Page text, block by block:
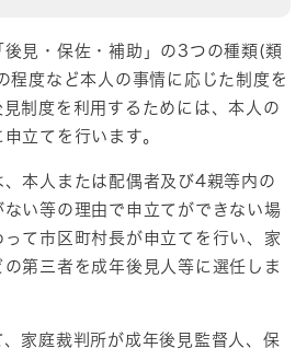
見・保佐・補助」の3つの種類(類
程度など本人の事情に応じた制度を
制度を利用するためには、本人の
立てを行います。
本人または配偶者及び4親等内の
い等の理由で申立てができない場
て市区町村長が申立てを行い、家
第三者を成年後見人等に選任しま
家庭裁判所が成年後見監督人、保